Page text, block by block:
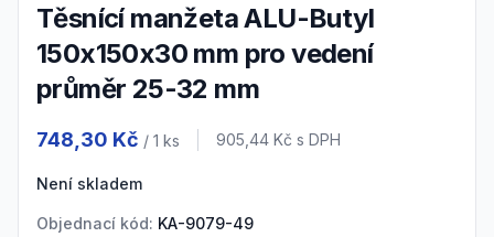
Těsnící manžeta ALU-Butyl
150x150x30 mm pro vedení
průměr 25-32 mm
748,30 Kč / 1 ks Cena s DPH
905,44 Kč s DPH
Není skladem
Objednací kód: KA-9079-49